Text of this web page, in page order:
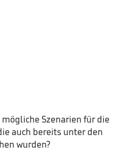
mögliche Szenarien für die
auch bereits unter den
wurden?